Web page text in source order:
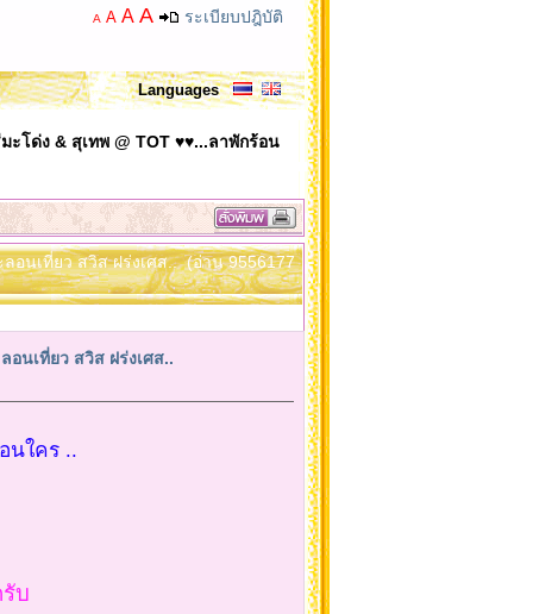
A A A A ระเบียบปฎิบัติ
Languages
โด่ง & สุเทพ @ TOT ♥♥...ลาพักร้อน
อนเที่ยว สวิส ฝร่งเศส.. (อ่าน 9556177
นเที่ยว สวิส ฝร่งเศส..
นใคร ..
บ